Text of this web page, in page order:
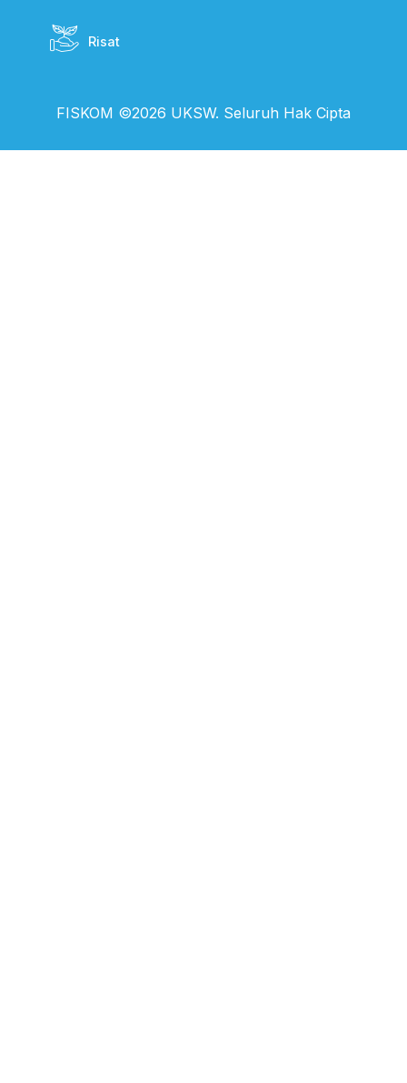
Risat
FISKOM ©2026 UKSW. Seluruh Hak Cipta